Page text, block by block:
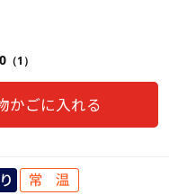
（1）
かごに入れる